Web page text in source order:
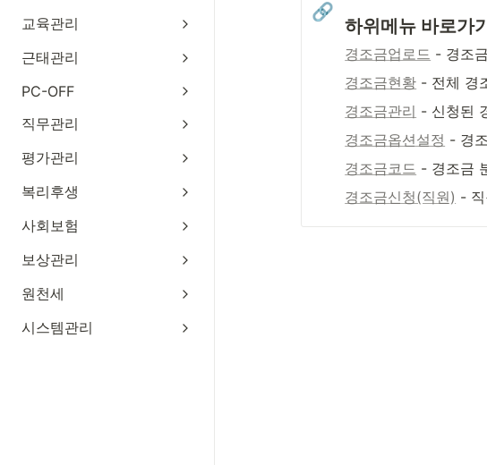
교육관리
근태관리
PC-OFF
직무관리
평가관리
복리후생
사회보험
보상관리
원천세
시스템관리
🔗
하위메뉴 바로가
경조금업로드 - 경조
경조금현황 - 전체 경
경조금관리 - 신청된
경조금옵션설정 - 경
경조금코드 - 경조금
경조금신청(직원) -